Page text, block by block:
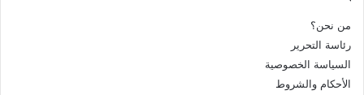
من نحن؟
رئاسة التحرير
السياسة الخصوصية
الأحكام والشروط